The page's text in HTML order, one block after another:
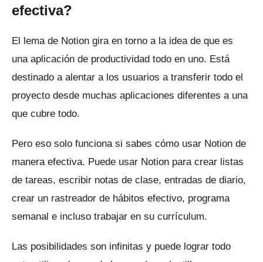
efectiva?
El lema de Notion gira en torno a la idea de que es
una aplicación de productividad todo en uno. Está
destinado a alentar a los usuarios a transferir todo el
proyecto desde muchas aplicaciones diferentes a una
que cubre todo.
Pero eso solo funciona si sabes cómo usar Notion de
manera efectiva. Puede usar Notion para crear listas
de tareas, escribir notas de clase, entradas de diario,
crear un rastreador de hábitos efectivo, programa
semanal e incluso trabajar en su currículum.
Las posibilidades son infinitas y puede lograr todo